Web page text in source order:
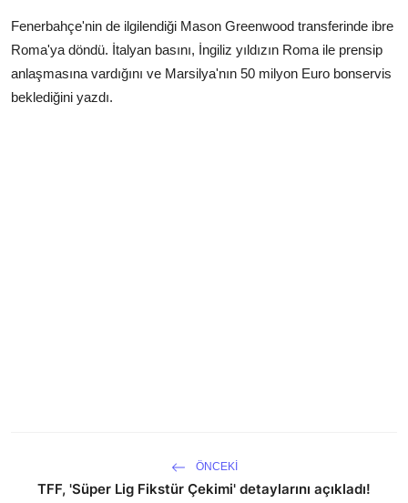
Fenerbahçe'nin de ilgilendiği Mason Greenwood transferinde ibre
Roma'ya döndü. İtalyan basını, İngiliz yıldızın Roma ile prensip
anlaşmasına vardığını ve Marsilya'nın 50 milyon Euro bonservis
beklediğini yazdı.
ÖNCEKI
TFF, 'Süper Lig Fikstür Çekimi' detaylarını açıkladı!